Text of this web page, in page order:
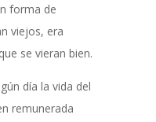
forma de
viejos, era
se vieran bien.
día la vida del
remunerada